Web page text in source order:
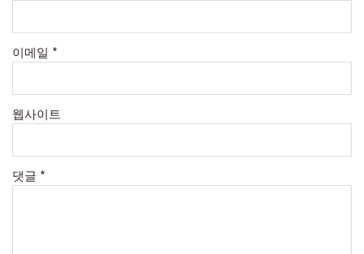
이메일 *
웹사이트
댓글 *